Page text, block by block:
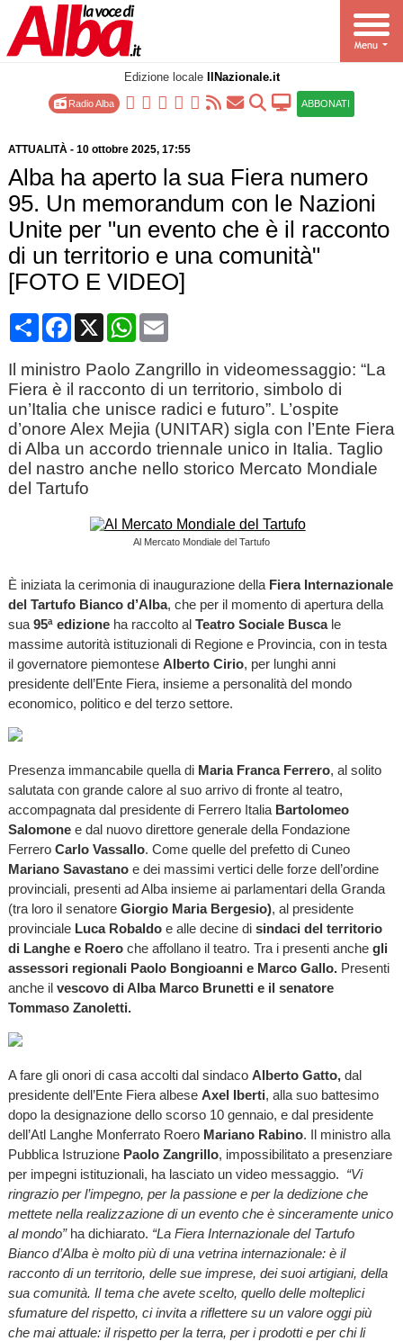
Edizione locale IlNazionale.it
Radio Alba ABBONATI
ATTUALITÀ- 10 ottobre 2025, 17:55
Alba ha aperto la sua Fiera numero
95. Un memorandum con le Nazioni
Unite per "un evento che è il racconto
di un territorio e una comunità"
[FOTO E VIDEO]
CondividiFacebook
X WhatsApp
Email
Il ministro Paolo Zangrillo in videomessaggio: “La
Fiera è il racconto di un territorio, simbolo di
un’Italia che unisce radici e futuro”. L’ospite
d’onore Alex Mejia (UNITAR) sigla con l’Ente Fiera
di Alba un accordo triennale unico in Italia. Taglio
del nastro anche nello storico Mercato Mondiale
del Tartufo
Al Mercato Mondiale del Tartufo
È iniziata la cerimonia di inaugurazione della Fiera Internazionale
del Tartufo Bianco d’Alba, che per il momento di apertura della
sua 95ª edizioneha raccolto al Teatro Sociale Buscale
massime autorità istituzionali di Regione e Provincia, con in testa
il governatore piemontese Alberto Cirio, per lunghi anni
presidente dell’Ente Fiera, insieme a personalità del mondo
economico, politico e del terzo settore.
Presenza immancabile quella di Maria Franca Ferrero, al solito
salutata con grande calore al suo arrivo di fronte al teatro,
accompagnata dal presidente di Ferrero Italia Bartolomeo
Salomone e dal nuovo direttore generale della Fondazione
Ferrero Carlo Vassallo. Come quelle del prefetto di Cuneo
Mariano Savastanoe dei massimi vertici delle forze dell’ordine
provinciali, presenti ad Alba insieme ai parlamentari della Granda
(tra loro il senatore Giorgio Maria Bergesio), al presidente
provinciale Luca Robaldo e alle decine di sindaci del territorio
di Langhe e Roero che affollano il teatro. Tra i presenti anche gli
assessori regionali Paolo Bongioanni e Marco Gallo. Presenti
anche il vescovo di Alba Marco Brunetti e il senatore
Tommaso Zanoletti.
A fare gli onori di casa accolti dal sindaco Alberto Gatto, dal
presidente dell’Ente Fiera albese Axel Iberti, alla suo battesimo
dopo la designazione dello scorso 10 gennaio, e dal presidente
dell’Atl Langhe Monferrato Roero Mariano Rabino. Il ministro alla
Pubblica Istruzione Paolo Zangrillo, impossibilitato a presenziare
per impegni istituzionali, ha lasciato un video messaggio. “Vi
ringrazio per l’impegno, per la passione e per la dedizione che
mettete nella realizzazione di un evento che è sinceramente unico
al mondo”ha dichiarato. “La Fiera Internazionale del Tartufo
Bianco d’Alba è molto più di una vetrina internazionale: è il
racconto di un territorio, delle sue imprese, dei suoi artigiani, della
sua comunità. Il tema che avete scelto, quello delle molteplici
sfumature del rispetto, ci invita a riflettere su un valore oggi più
che mai attuale: il rispetto per la terra, per i prodotti e per chi li